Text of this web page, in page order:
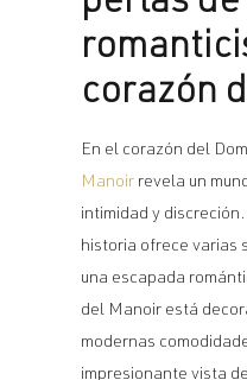
corazón
En el corazón del
Manoirrevela un
intimidad y
historia ofrece varias
una escapada
del Manoir está
modernas
impresionante vista